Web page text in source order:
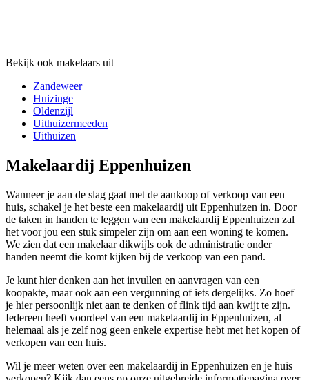
Bekijk ook makelaars uit
Zandeweer
Huizinge
Oldenzijl
Uithuizermeeden
Uithuizen
Makelaardij Eppenhuizen
Wanneer je aan de slag gaat met de aankoop of verkoop van een
huis, schakel je het beste een makelaardij uit Eppenhuizen in. Door
de taken in handen te leggen van een makelaardij Eppenhuizen zal
het voor jou een stuk simpeler zijn om aan een woning te komen.
We zien dat een makelaar dikwijls ook de administratie onder
handen neemt die komt kijken bij de verkoop van een pand.
Je kunt hier denken aan het invullen en aanvragen van een
koopakte, maar ook aan een vergunning of iets dergelijks. Zo hoef
je hier persoonlijk niet aan te denken of flink tijd aan kwijt te zijn.
Iedereen heeft voordeel van een makelaardij in Eppenhuizen, al
helemaal als je zelf nog geen enkele expertise hebt met het kopen of
verkopen van een huis.
Wil je meer weten over een makelaardij in Eppenhuizen en je huis